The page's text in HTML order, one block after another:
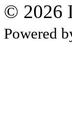
© 2026
Powered